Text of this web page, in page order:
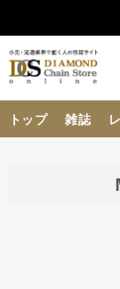
トップ 雑誌